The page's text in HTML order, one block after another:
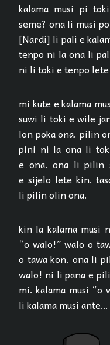
kalama musi pi
seme? ona li musi
[Nardi] li pali e
tenpo ni la ona li
ni li toki e tenpo lete
mi kute e kalama
suwi li toki e wile
lon poka ona. pilin
pini ni la ona li
e ona. ona li pilin
e sijelo lete kin.
li pilin olin ona.
kin la kalama musi
“o walo!” walo o
o tawa kon. ona li
walo! ni li pana e
mi. kalama musi
li kalama musi ante…